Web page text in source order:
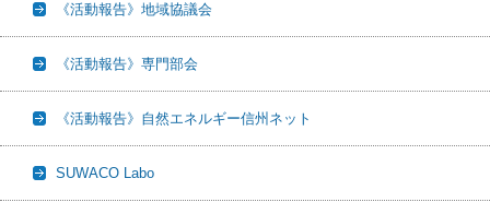
《活動報告》地域協議会
《活動報告》専門部会
《活動報告》自然エネルギー信州ネット
SUWACO Labo